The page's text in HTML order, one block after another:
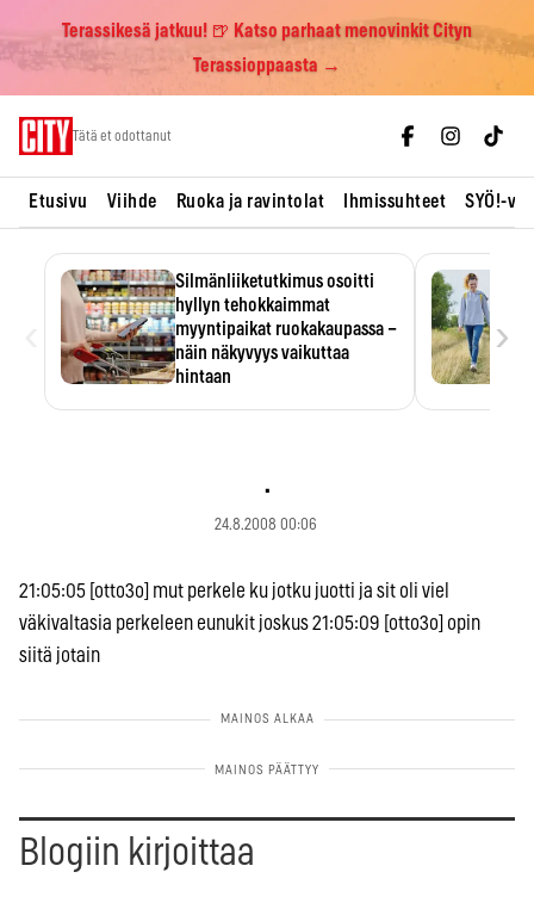
Terassikesä jatkuu! 🍺 Katso parhaat menovinkit Cityn
Terassioppaasta →
Tätä et odottanut
Etusivu Viihde Ruoka ja ravintolat Ihmissuhteet SYÖ!-
Silmänliiketutkimus osoitti
hyllyn tehokkaimmat
myyntipaikat ruokakaupassa –
näin näkyvyys vaikuttaa
hintaan
›
.
24.8.2008 00:06
21:05:05 [otto3o] mut perkele ku jotku juotti ja sit oli viel
väkivaltasia perkeleen eunukit joskus 21:05:09 [otto3o] opin
siitä jotain
Blogiin kirjoittaa